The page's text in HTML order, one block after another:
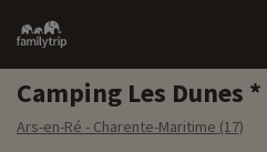
Family
trip
Camping Les Dunes
Ars-en-Ré - Charente-Maritime (17)